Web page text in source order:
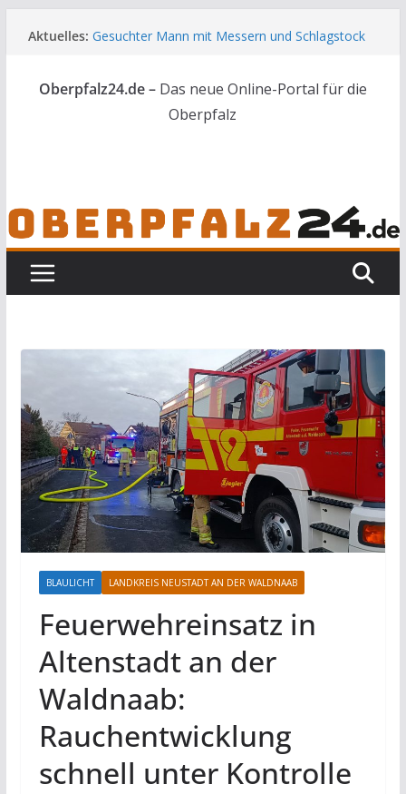
Inhalt
Aktuelles: Gesuchter Mann mit Messern und Schlagstock
Weiterbildungsabsolventen
[UPDATE] Drei Tote bei Unfall auf der A3
44 Nachwuchskräfte starten in die Zukunft der
Oberpfalz24.de – Das neue Online-Portal für die
Oberpfalz
BLAULICHT LANDKREIS NEUSTADT AN DER WALDNAAB
Feuerwehreinsatz in
Altenstadt an der
Waldnaab:
Rauchentwicklung
schnell unter Kontrolle